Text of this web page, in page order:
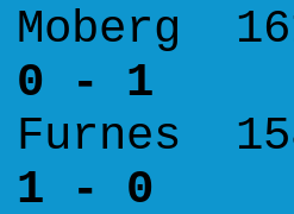
Moberg
0 - 1
1 - 0